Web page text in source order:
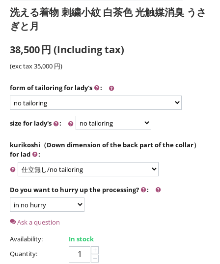
洗える着物 刺繍小紋 白茶色 光触媒消臭 うさ
ぎと月
38,500円 (Including tax)
(exc tax35,000 円)
form of tailoring for lady's :
size for lady's :
kurikoshi（Down dimension of the back part of the collar）
for lad
:
Do you want to hurry up the processing? :
Ask a question
Availability:
In stock
Quantity:
+
−